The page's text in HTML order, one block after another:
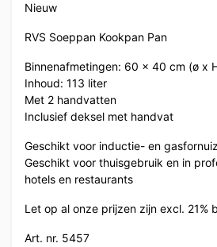
Nieuw
RVS Soeppan Kookpan Pan
Binnenafmetingen: 60 x 40 cm (ø x
Inhoud: 113 liter
Met 2 handvatten
Inclusief deksel met handvat
Geschikt voor inductie- en
Geschikt voor thuisgebruik en in
hotels en restaurants
Let op al onze prijzen zijn excl. 21%
Art. nr. 5457